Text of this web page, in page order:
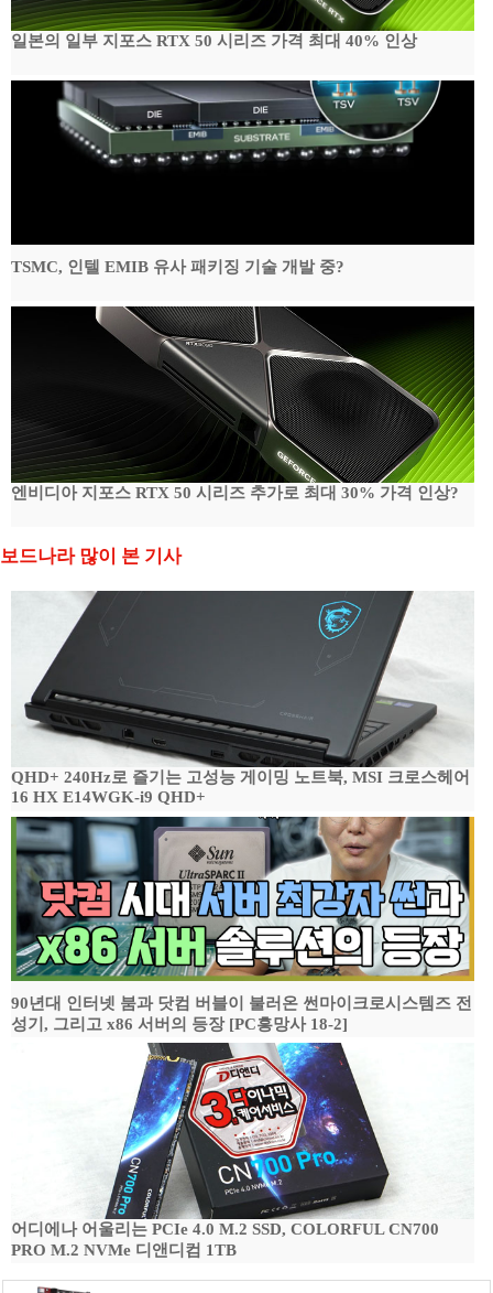
일본의 일부 지포스 RTX 50 시리즈 가격 최대 40% 인상
TSMC, 인텔 EMIB 유사 패키징 기술 개발 중?
엔비디아 지포스 RTX 50 시리즈 추가로 최대 30% 가격 인상?
보드나라 많이 본 기사
QHD+ 240Hz로 즐기는 고성능 게이밍 노트북, MSI 크로스헤어
16 HX E14WGK-i9 QHD+
90년대 인터넷 붐과 닷컴 버블이 불러온 썬마이크로시스템즈 전
성기, 그리고 x86 서버의 등장 [PC흥망사 18-2]
어디에나 어울리는 PCIe 4.0 M.2 SSD, COLORFUL CN700
PRO M.2 NVMe 디앤디컴 1TB